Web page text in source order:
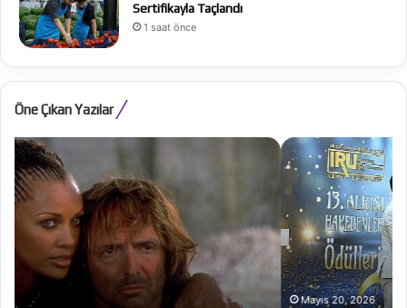
Sertifikayla Taçlandı
1 saat önce
Öne Çıkan Yazılar
Almina
Besra
Babar’a
büyük
onur
Mayıs 20, 2026